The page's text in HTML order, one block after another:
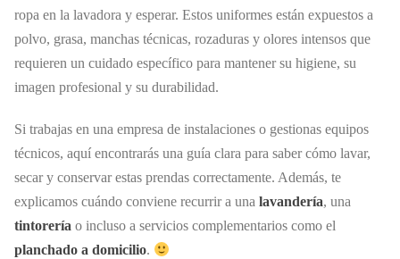
ropa en la lavadora y esperar. Estos uniformes están expuestos a
polvo, grasa, manchas técnicas, rozaduras y olores intensos que
requieren un cuidado específico para mantener su higiene, su
imagen profesional y su durabilidad.
Si trabajas en una empresa de instalaciones o gestionas equipos
técnicos, aquí encontrarás una guía clara para saber cómo lavar,
secar y conservar estas prendas correctamente. Además, te
explicamos cuándo conviene recurrir a una lavandería, una
tintorería o incluso a servicios complementarios como el
planchado a domicilio.